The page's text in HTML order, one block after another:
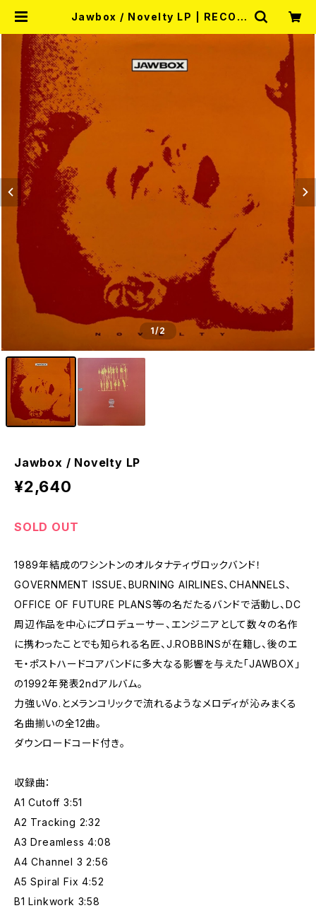
Jawbox / Novelty LP | RECOR
1/2
Jawbox / Novelty LP
¥2,640
SOLD OUT
1989年結成のワシントンのオルタナティヴロックバンド！
GOVERNMENT ISSUE、BURNING AIRLINES、CHANNELS、
OFFICE OF FUTURE PLANS等の名だたるバンドで活動し、DC
周辺作品を中心にプロデューサー、エンジニアとして数々の名作
に携わったことでも知られる名匠、J.ROBBINSが在籍し、後のエ
モ・ポストハードコアバンドに多大なる影響を与えた「JAWBOX」
の1992年発表2ndアルバム。
力強いVo.とメランコリックで流れるようなメロディが沁みまくる
名曲揃いの全12曲。
ダウンロードコード付き。
収録曲：
A1 Cutoff 3:51
A2 Tracking 2:32
A3 Dreamless 4:08
A4 Channel 3 2:56
A5 Spiral Fix 4:52
B1 Linkwork 3:58